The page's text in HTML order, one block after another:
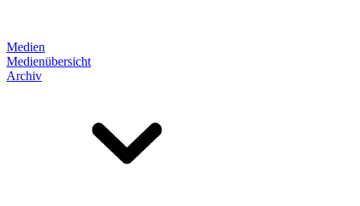
Medien
Medienübersicht
Archiv